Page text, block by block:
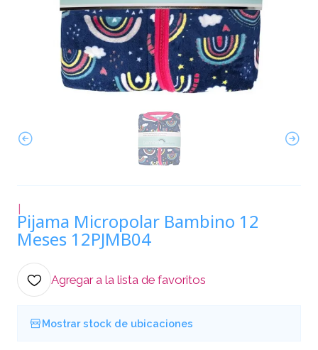
|
Pijama Micropolar Bambino 12
Meses 12PJMB04
Agregar a la lista de favoritos
Mostrar stock de ubicaciones